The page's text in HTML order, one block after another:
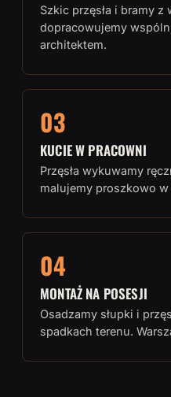
Szkic przęsła i bramy
dopracowujemy
architektem.
03
KUCIE W PRACOWNI
Przęsła wykuwamy
malujemy proszkowo
04
MONTAŻ NA POSESJI
Osadzamy słupki i
spadkach terenu.